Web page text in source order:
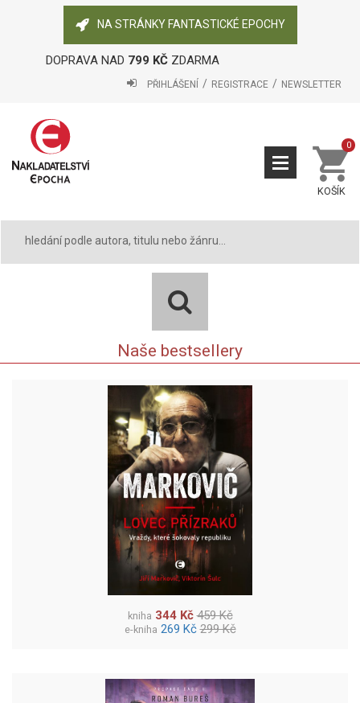
NA STRÁNKY FANTASTICKÉ EPOCHY
DOPRAVA NAD 799 KČZDARMA
PŘIHLÁŠENÍ REGISTRACE NEWSLETTER
KOŠÍK
0
Naše bestsellery
kniha 344 Kč 459 Kč
e-kniha 269 Kč 299 Kč